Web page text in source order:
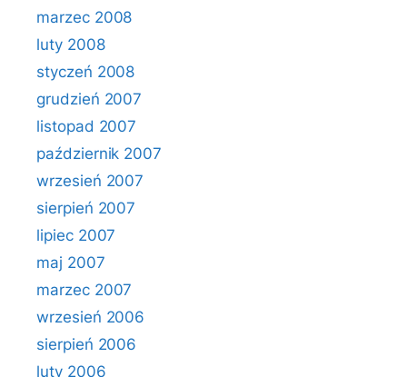
marzec 2008
luty 2008
styczeń 2008
grudzień 2007
listopad 2007
październik 2007
wrzesień 2007
sierpień 2007
lipiec 2007
maj 2007
marzec 2007
wrzesień 2006
sierpień 2006
luty 2006